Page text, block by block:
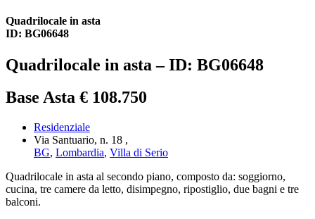
Quadrilocale in asta
ID: BG06648
Quadrilocale in asta – ID: BG06648
Base Asta € 108.750
Residenziale
Via Santuario, n. 18 ,
BG, Lombardia, Villa di Serio
Quadrilocale in asta al secondo piano, composto da: soggiorno,
cucina, tre camere da letto, disimpegno, ripostiglio, due bagni e tre
balconi.